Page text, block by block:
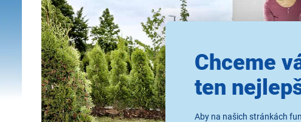
Chceme
ten
Aby na našich stránkách